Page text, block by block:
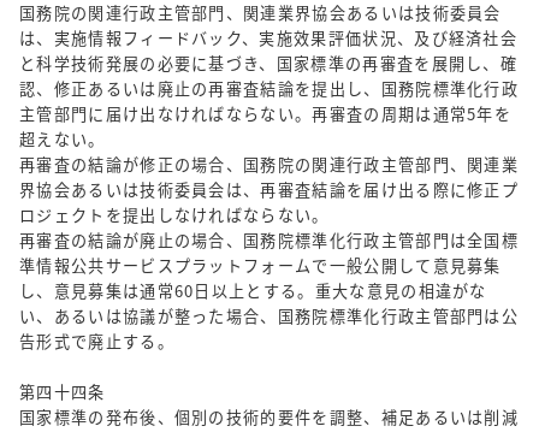
国務院の関連行政主管部門、関連業界協会あるいは技術委員会
は、実施情報フィードバック、実施效果評価状況、及び経済社会
と科学技術発展の必要に基づき、国家標準の再審査を展開し、確
認、修正あるいは廃止の再審査結論を提出し、国務院標準化行政
主管部門に届け出なければならない。再審査の周期は通常5年を
超えない。
再審査の結論が修正の場合、国務院の関連行政主管部門、関連業
界協会あるいは技術委員会は、再審査結論を届け出る際に修正プ
ロジェクトを提出しなければならない。
再審査の結論が廃止の場合、国務院標準化行政主管部門は全国標
準情報公共サービスプラットフォームで一般公開して意見募集
し、意見募集は通常60日以上とする。重大な意見の相違がな
い、あるいは協議が整った場合、国務院標準化行政主管部門は公
告形式で廃止する。
第四十四条
国家標準の発布後、個別の技術的要件を調整、補足あるいは削減